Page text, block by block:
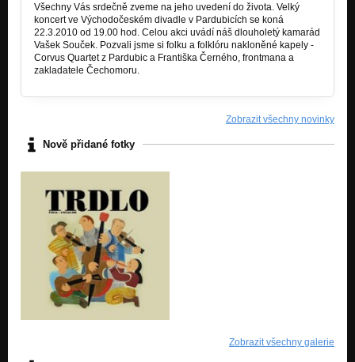
Všechny Vás srdečně zveme na jeho uvedení do života. Velký
koncert ve Východočeském divadle v Pardubicích se koná
22.3.2010 od 19.00 hod. Celou akci uvádí náš dlouholetý kamarád
Vašek Souček. Pozvali jsme si folku a folklóru nakloněné kapely -
Corvus Quartet z Pardubic a Františka Černého, frontmana a
zakladatele Čechomoru.
Zobrazit všechny novinky
Nově přidané fotky
Zobrazit všechny galerie